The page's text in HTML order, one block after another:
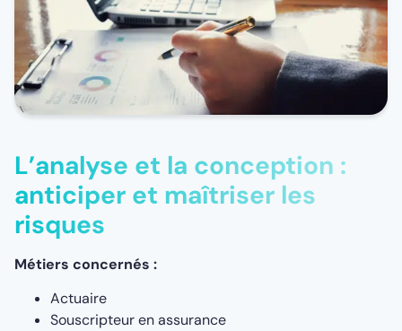
L’analyse et la conception :
anticiper et maîtriser les
risques
Métiers concernés :
Actuaire
Souscripteur en assurance